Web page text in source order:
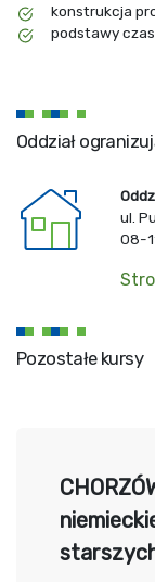
konstrukcja
podstawy
Oddział
ul.
08-
Pozostałe kursy